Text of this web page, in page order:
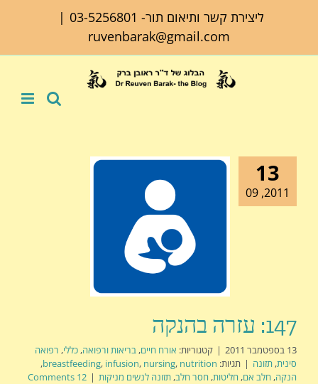
ליצירת קשר ותיאום תור- 03-5256801
|
ruvenbarak@gmail.com
13
2011, 09
147: עזרה בהנקה
13 בספטמבר 2011 | קטגוריות: אורח חיים, בריאות ורפואה, כללי, רפואה
סינית, תזונה | תגיות: breastfeeding, infusion, nursing, nutrition
,
הנקה, חלב אם, חליטות, חסר חלב, תזונה לנשים מניקות |
12 Comments